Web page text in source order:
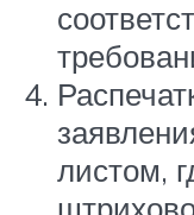
листом,